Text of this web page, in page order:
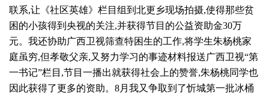
联系,让《社区英雄》栏目组到北更乡现场拍摄,使得那些贫
困的小孩得到央视的关注,并获得节目的公益资助金30万
元。我还协助广西卫视筛查特困生的工作,将学生朱杨桃家
庭虽穷,但孝敬父亲,又努力学习的事迹材料报送广西卫视“第
一书记”栏目,节目一播出就获得社会上的赞誉,朱杨桃同学也
因此获得了更多的资助。8月我又争取到了忻城第一批冰桶